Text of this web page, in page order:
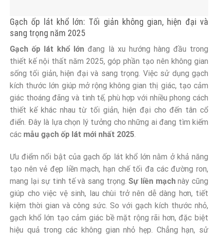
Gạch ốp lát khổ lớn: Tối giản không gian, hiện đại và
sang trọng năm 2025
Gạch ốp lát khổ lớn đang là xu hướng hàng đầu trong
thiết kế nội thất năm 2025, góp phần tạo nên không gian
sống tối giản, hiện đại và sang trọng. Việc sử dụng gạch
kích thước lớn giúp mở rộng không gian thị giác, tạo cảm
giác thoáng đãng và tinh tế, phù hợp với nhiều phong cách
thiết kế khác nhau từ tối giản, hiện đại cho đến tân cổ
điển. Đây là lựa chọn lý tưởng cho những ai đang tìm kiếm
các mẫu gạch ốp lát mới nhất 2025.
Ưu điểm nổi bật của gạch ốp lát khổ lớn nằm ở khả năng
tạo nên vẻ đẹp liền mạch, hạn chế tối đa các đường ron,
mang lại sự tinh tế và sang trọng.Sự liền mạchnày cũng
giúp cho việc vệ sinh, lau chùi trở nên dễ dàng hơn, tiết
kiệm thời gian và công sức. So với gạch kích thước nhỏ,
gạch khổ lớn tạo cảm giác bề mặt rộng rãi hơn, đặc biệt
hiệu quả trong các không gian nhỏ hẹp. Chẳng hạn, sử